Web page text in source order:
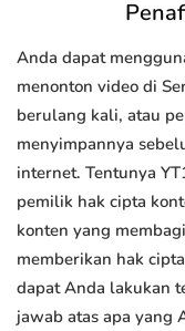
Anda dapat
menonton video di
berulang kali, atau
menyimpannya
internet. Tentunya
pemilik hak cipta
konten yang
memberikan hak
dapat Anda lakukan
jawab atas apa yang